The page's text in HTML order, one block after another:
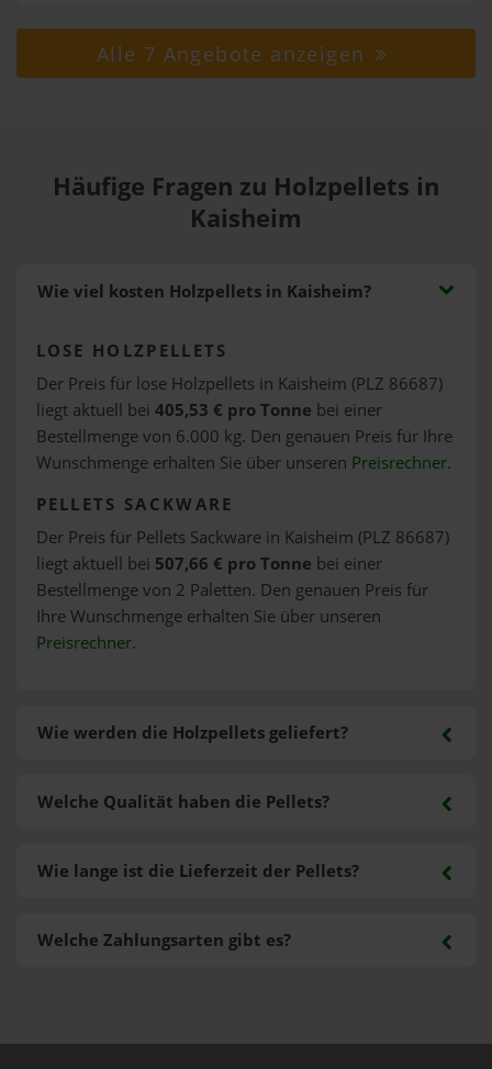
Alle 7 Angebote anzeigen
Häufige Fragen zu Holzpellets in
Kaisheim
Wie viel kosten Holzpellets in Kaisheim?
LOSE HOLZPELLETS
Der Preis für lose Holzpellets in Kaisheim (PLZ 86687)
liegt aktuell bei 405,53 € pro Tonne bei einer
Bestellmenge von 6.000 kg. Den genauen Preis für Ihre
Wunschmenge erhalten Sie über unseren Preisrechner.
PELLETS SACKWARE
Der Preis für Pellets Sackware in Kaisheim (PLZ 86687)
liegt aktuell bei 507,66 € pro Tonne bei einer
Bestellmenge von 2 Paletten. Den genauen Preis für
Ihre Wunschmenge erhalten Sie über unseren
Preisrechner.
Wie werden die Holzpellets geliefert?
Welche Zahlungsarten gibt es?
Welche Qualität haben die Pellets?
Wie lange ist die Lieferzeit der Pellets?